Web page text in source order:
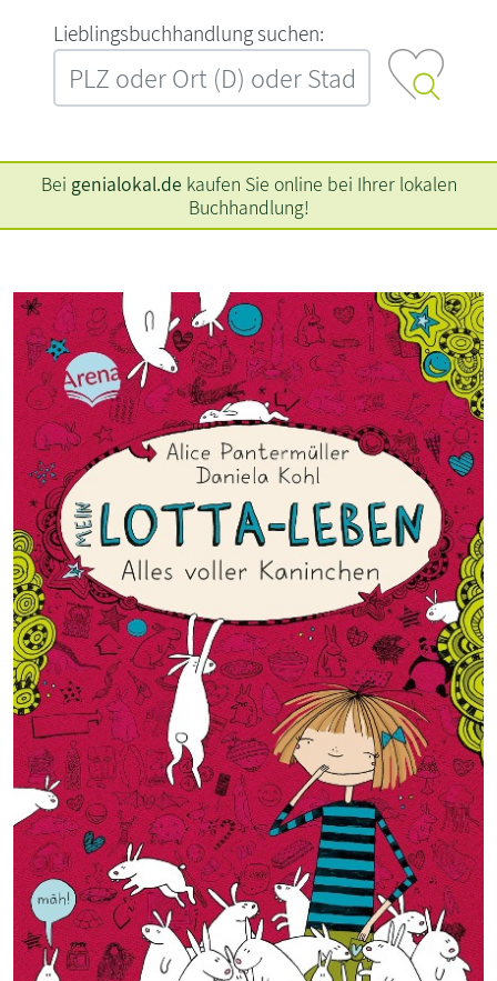
L‍i‍e‍b‍l‍i‍n‍g‍s‍b‍u‍c‍h‍h‍a‍n‍d‍l‍u‍n‍g‍ ‍s‍u‍c‍h‍e‍n‍:‍
Bei genialokal.de kaufen Sie online bei Ihrer lokalen
Buchhandlung!